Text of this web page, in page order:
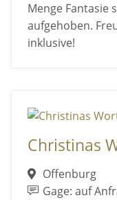
Menge Fantasie
aufgehoben.
inklusive!
Christinas
Offenburg
Gage: auf